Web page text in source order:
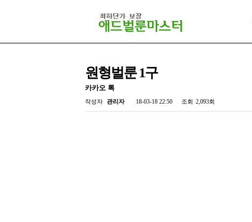
원형벌룬 1구
카카오 톡
작성자 관리자 18-03-18 22:50 조회 2,093회